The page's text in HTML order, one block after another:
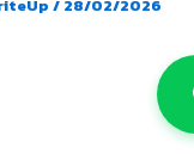
/ 28/02/2026